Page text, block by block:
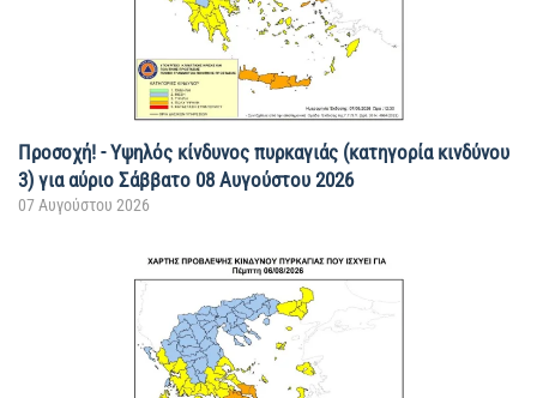
Προσοχή! - Υψηλός κίνδυνος πυρκαγιάς (κατηγορία κινδύνου
3) για αύριο Σάββατο 08 Αυγούστου 2026
07 Αυγούστου 2026